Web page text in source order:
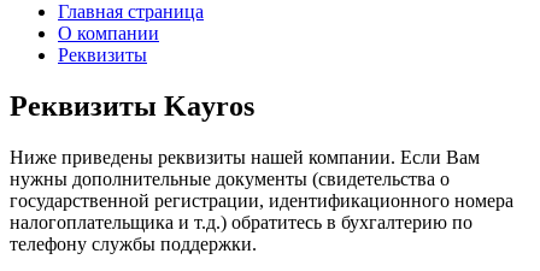
Главная страница
О компании
Реквизиты
Реквизиты Kayros
Ниже приведены реквизиты нашей компании. Если Вам
нужны дополнительные документы (свидетельства о
государственной регистрации, идентификационного номера
налогоплательщика и т.д.) обратитесь в бухгалтерию по
телефону службы поддержки.